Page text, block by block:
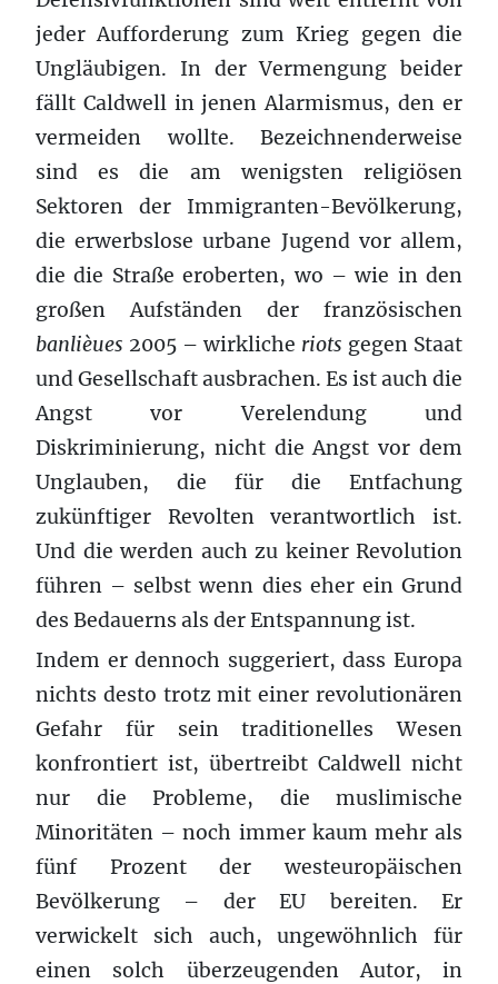
jeder Aufforderung zum Krieg gegen die
Ungläubigen. In der Vermengung beider
fällt Caldwell in jenen Alarmismus, den er
vermeiden wollte. Bezeichnenderweise
sind es die am wenigsten religiösen
Sektoren der Immigranten-Bevölkerung,
die erwerbslose urbane Jugend vor allem,
die die Straße eroberten, wo – wie in den
großen Aufständen der französischen
banlièues 2005 – wirkliche riots gegen Staat
und Gesellschaft ausbrachen. Es ist auch die
Angst vor Verelendung und
Diskriminierung, nicht die Angst vor dem
Unglauben, die für die Entfachung
zukünftiger Revolten verantwortlich ist.
Und die werden auch zu keiner Revolution
führen – selbst wenn dies eher ein Grund
des Bedauerns als der Entspannung ist.
Indem er dennoch suggeriert, dass Europa
nichts desto trotz mit einer revolutionären
Gefahr für sein traditionelles Wesen
konfrontiert ist, übertreibt Caldwell nicht
nur die Probleme, die muslimische
Minoritäten – noch immer kaum mehr als
fünf Prozent der westeuropäischen
Bevölkerung – der EU bereiten. Er
verwickelt sich auch, ungewöhnlich für
einen solch überzeugenden Autor, in